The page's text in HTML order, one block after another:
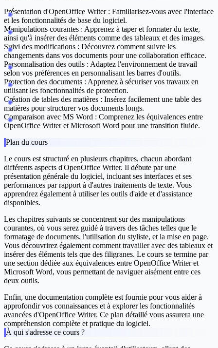
Présentation d'OpenOffice Writer : Familiarisez-vous avec l'interface
et les fonctionnalités de base du logiciel.
Manipulations courantes : Apprenez à taper et formater du texte,
ainsi qu'à insérer des éléments comme des tableaux et des images.
Suivi des modifications : Découvrez comment suivre les
changements dans vos documents pour une collaboration efficace.
Personnalisation des outils : Adaptez l'environnement de travail
selon vos préférences en personnalisant les barres d'outils.
Protection des documents : Apprenez à sécuriser vos travaux en
utilisant les fonctionnalités de protection.
Création de tables des matières : Insérez facilement une table des
matières pour structurer vos documents longs.
Comparaison avec MS Word : Comprenez les équivalences entre
OpenOffice Writer et Microsoft Word pour une transition fluide.
Plan du cours
Le cours est structuré en plusieurs chapitres, chacun abordant
différents aspects d'OpenOffice Writer. Il débute par une
présentation générale du logiciel, incluant ses interfaces et ses
performances par rapport à d'autres traitements de texte. Vous
apprendrez également à utiliser les outils d'aide et d'assistance
disponibles.
Les chapitres suivants se concentrent sur des manipulations
courantes, où vous serez guidé à travers des tâches telles que le
formatage de documents, l'utilisation du styliste, et la mise en page.
Vous découvrirez également comment travailler avec des tableaux et
insérer des éléments tels que des filigranes. Le cours se termine par
une section dédiée aux équivalences entre OpenOffice Writer et
Microsoft Word, vous permettant de naviguer aisément entre ces
deux outils.
Enfin, une documentation complète est fournie pour vous aider à
approfondir vos connaissances et à explorer les fonctionnalités
avancées d'OpenOffice Writer. Ce plan détaillé vous assurera une
compréhension complète et pratique du logiciel.
À qui s'adresse ce cours ?